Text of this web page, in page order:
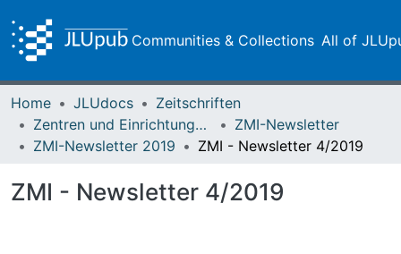
Communities & Collections All of
Home JLUdocs
Zeitschriften
Zentren und Einrichtungen der JLU
ZMI-Newsletter
ZMI-Newsletter 2019
ZMI - Newsletter 4/2019
ZMI - Newsletter 4/2019